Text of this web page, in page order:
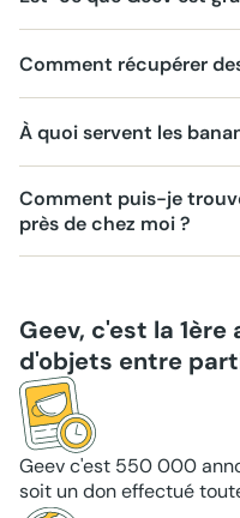
Comment récupérer
À quoi servent les
Comment puis-je
près de chez moi ?
Geev, c'est la
d'objets entre
Geev c'est 550 000
soit un don effectué